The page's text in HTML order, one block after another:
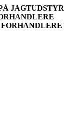
JAGTUDSTYR